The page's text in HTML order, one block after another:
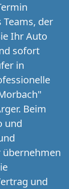
der
Ihr Auto
sofort
in
Beim
und
und